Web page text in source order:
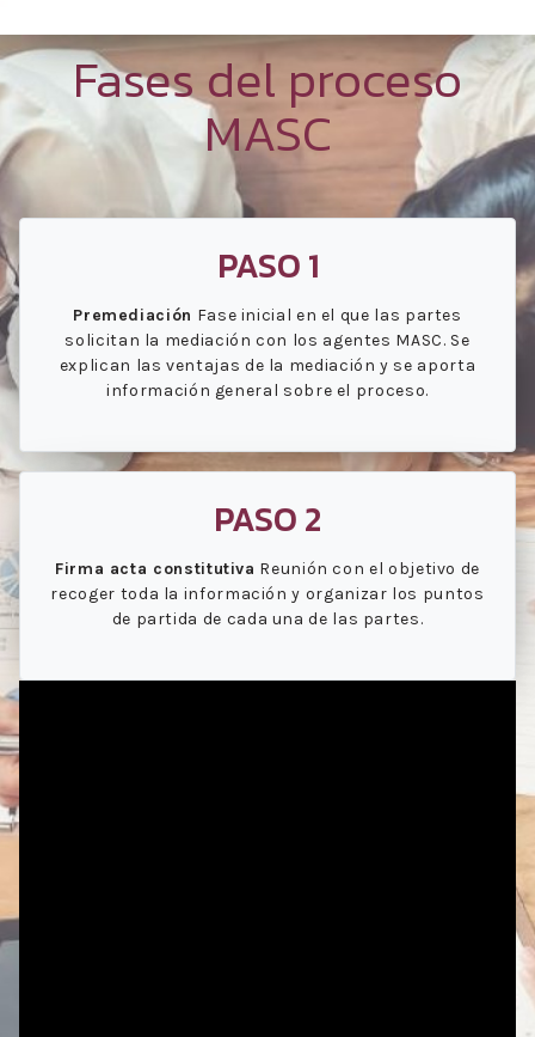
Fases del proceso
MASC
PASO 1
Premediación Fase inicial en el que las partes
solicitan la mediación con los agentes MASC. Se
explican las ventajas de la mediación y se aporta
información general sobre el proceso.
PASO 2
Firma acta constitutiva Reunión con el objetivo de
recoger toda la información y organizar los puntos
de partida de cada una de las partes.